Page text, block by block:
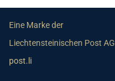
Eine Marke der
Liechtensteinischen Post AG
post.li